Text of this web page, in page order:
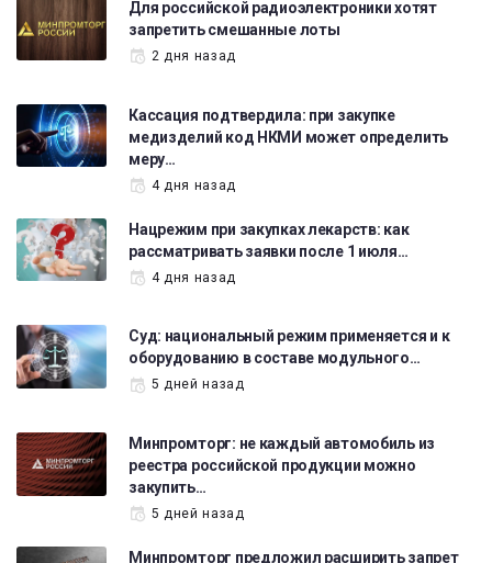
Для российской радиоэлектроники хотят
запретить смешанные лоты
2 дня назад
Кассация подтвердила: при закупке
медизделий код НКМИ может определить
меру…
4 дня назад
Нацрежим при закупках лекарств: как
рассматривать заявки после 1 июля…
4 дня назад
Суд: национальный режим применяется и к
оборудованию в составе модульного…
5 дней назад
Минпромторг: не каждый автомобиль из
реестра российской продукции можно
закупить…
5 дней назад
Минпромторг предложил расширить запрет